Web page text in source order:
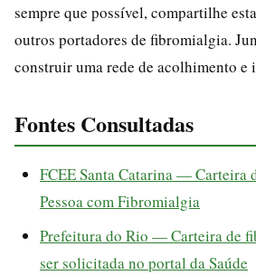
sempre que possível, compartilhe
outros portadores de fibromialgia.
construir uma rede de acolhimento e
Fontes Consultadas
FCEE Santa Catarina — Carteira
Pessoa com Fibromialgia
Prefeitura do Rio — Carteira de
ser solicitada no portal da Saúde